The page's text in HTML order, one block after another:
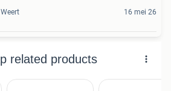
Weert 16 mei 26